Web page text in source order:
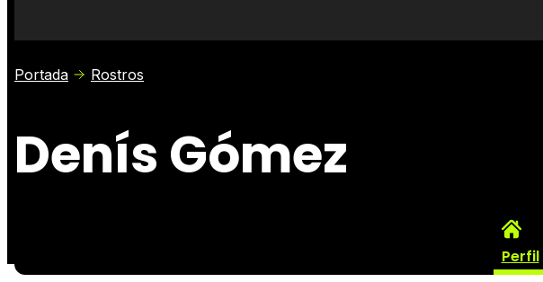
Portada Rostros
Denís Gómez
Perfil